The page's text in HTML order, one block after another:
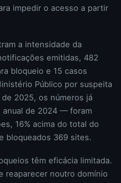
impedir o acesso a partir
a intensidade da
emitidas, 482
bloqueio e 15 casos
Público por suspeita
2025, os números já
de 2024 — foram
16% acima do total do
bloqueados 369 sites.
têm eficácia limitada.
reaparecer noutro domínio